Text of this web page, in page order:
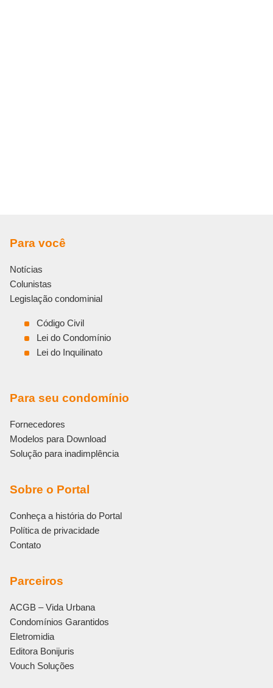
Para você
Notícias
Colunistas
Legislação condominial
Código Civil
Lei do Condomínio
Lei do Inquilinato
Para seu condomínio
Fornecedores
Modelos para Download
Solução para inadimplência
Sobre o Portal
Conheça a história do Portal
Política de privacidade
Contato
Parceiros
ACGB – Vida Urbana
Condomínios Garantidos
Eletromidia
Editora Bonijuris
Vouch Soluções